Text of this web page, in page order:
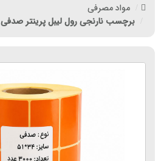
مواد مصرفی
برچسب نارنجی رول لیبل پرینتر صدفی 34×51 میلیمتر